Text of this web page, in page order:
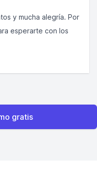
y mucha alegría. Por
esperarte con los
gratis